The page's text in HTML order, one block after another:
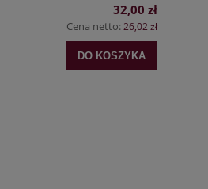
32,00 zł
Cena netto:26,02 zł
DO KOSZYKA